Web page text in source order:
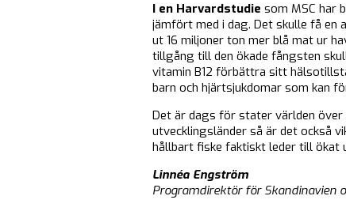
I en Harvardstudie som MSC har
jämfört med i dag. Det skulle få en
ut 16 miljoner ton mer blå mat ur
tillgång till den ökade fångsten
vitamin B12 förbättra sitt
barn och hjärtsjukdomar som kan
Det är dags för stater världen
utvecklingsländer så är det också
hållbart fiske faktiskt leder till ökat
Linnéa Engström
Programdirektör för Skandinavien